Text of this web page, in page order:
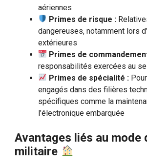
aériennes
Primes de risque :
dangereuses, notamment lors
extérieures
Primes de
responsabilités exercées au
Primes de spécialité :
engagés dans des filières
spécifiques comme la
l’électronique embarquée
Avantages liés au mode
militaire